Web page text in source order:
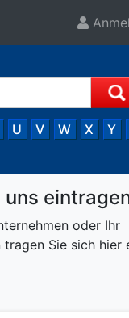
U V W X Y
uns
oder Ihr
tragen Sie sich hier